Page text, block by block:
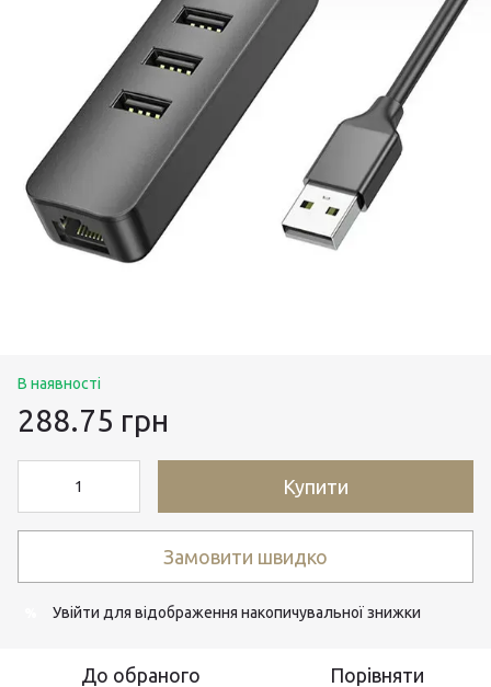
В наявності
288.75 грн
Купити
Замовити швидко
Увійти для відображення накопичувальної знижки
До обраного Порівняти